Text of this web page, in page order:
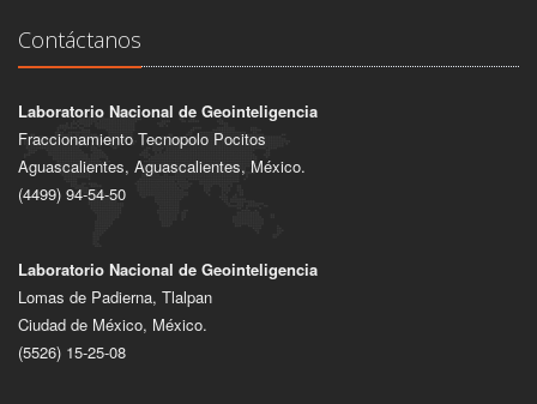
Contáctanos
Laboratorio Nacional de Geointeligencia
Fraccionamiento Tecnopolo Pocitos
Aguascalientes, Aguascalientes, México.
(4499) 94-54-50
Laboratorio Nacional de Geointeligencia
Lomas de Padierna, Tlalpan
Ciudad de México, México.
(5526) 15-25-08